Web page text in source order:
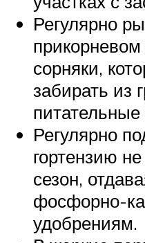
Регулярно
прикорневом
сорняки,
забирать из
Регулярно
гортензию
сезон,
фосфорно-
удобрениям.